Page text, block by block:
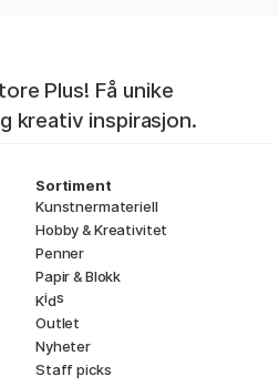
Plus! Få unike
kreativ inspirasjon.
Sortiment
Kunstnermateriell
Hobby & Kreativitet
Penner
Papir & Blokk
Kids
Outlet
Nyheter
Staff picks